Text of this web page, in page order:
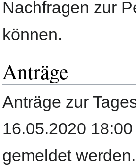
Nachfragen zur
können.
Anträge
Anträge zur
16.05.2020
gemeldet